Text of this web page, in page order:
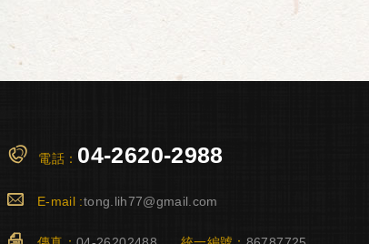
電話： 04-2620-2988
E-mail :tong.lih77@gmail.com